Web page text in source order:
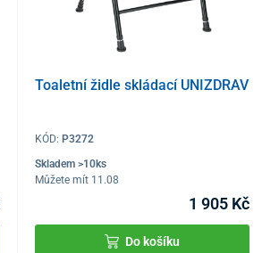
Toaletní židle skládací UNIZDRAV
KÓD:P3272
Skladem >10ks
Můžete mít 11.08
1 905 Kč
Do košíku